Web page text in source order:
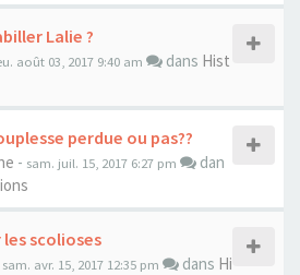
Lalie ?
août 03, 2017 9:40 am dans Hist
perdue ou pas??
- sam. juil. 15, 2017 6:27 pm
dan
scolioses
sam. avr. 15, 2017 12:35 pm dans Hi